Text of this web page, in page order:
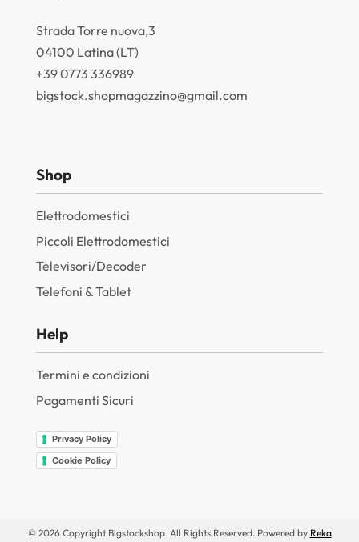
Strada Torre nuova,3
04100 Latina (LT)
+39 0773 336989
bigstock.shopmagazzino@gmail.com
Shop
Elettrodomestici
Piccoli Elettrodomestici
Televisori/Decoder
Telefoni & Tablet
Help
Termini e condizioni
Pagamenti Sicuri
Privacy Policy
Cookie Policy
© 2026 Copyright Bigstockshop. All Rights Reserved. Powered by Reka